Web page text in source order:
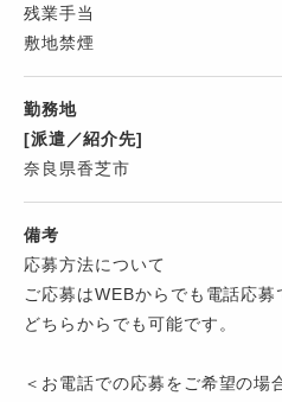
残業手当
敷地禁煙
勤務地
[派遣／紹介先]
奈良県香芝市
備考
応募方法について
ご応募はWEBからでも電話応募
どちらからでも可能です。
＜お電話での応募をご希望の場